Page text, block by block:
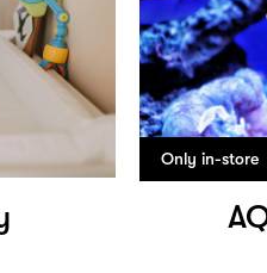
Only in-store